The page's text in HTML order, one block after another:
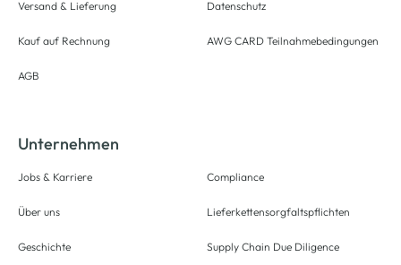
Versand & Lieferung
Kauf auf Rechnung
AGB
Datenschutz
AWG CARD Teilnahmebedingungen
Unternehmen
Jobs & Karriere
Über uns
Geschichte
Compliance
Lieferkettensorgfaltspflichten
Supply Chain Due Diligence